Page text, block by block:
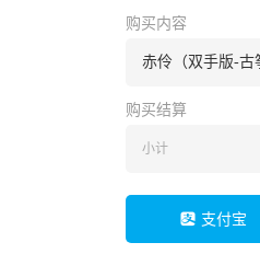
购买内容
赤伶（双手版-古
购买结算
小计
支付宝